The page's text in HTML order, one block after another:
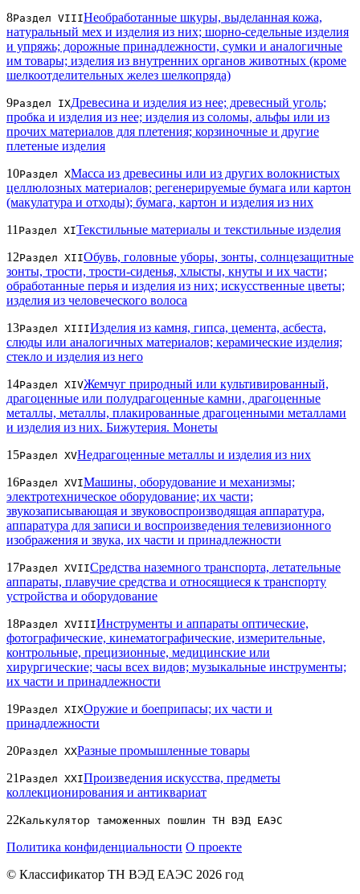
8Раздел VIIIНеобработанные шкуры, выделанная кожа,
натуральный мех и изделия из них; шорно-седельные изделия
и упряжь; дорожные принадлежности, сумки и аналогичные
им товары; изделия из внутренних органов животных (кроме
шелкоотделительных желез шелкопряда)
9Раздел IXДревесина и изделия из нее; древесный уголь;
пробка и изделия из нее; изделия из соломы, альфы или из
прочих материалов для плетения; корзиночные и другие
плетеные изделия
10Раздел XМасса из древесины или из других волокнистых
целлюлозных материалов; регенерируемые бумага или картон
(макулатура и отходы); бумага, картон и изделия из них
11 Раздел XIТекстильные материалы и текстильные изделия
12Раздел XIIОбувь, головные уборы, зонты, солнцезащитные
зонты, трости, трости-сиденья, хлысты, кнуты и их части;
обработанные перья и изделия из них; искусственные цветы;
изделия из человеческого волоса
13Раздел XIIIИзделия из камня, гипса, цемента, асбеста,
слюды или аналогичных материалов; керамические изделия;
стекло и изделия из него
14Раздел XIVЖемчуг природный или культивированный,
драгоценные или полудрагоценные камни, драгоценные
металлы, металлы, плакированные драгоценными металлами
и изделия из них. Бижутерия. Монеты
15Раздел XVНедрагоценные металлы и изделия из них
16Раздел XVIМашины, оборудование и механизмы;
электротехническое оборудование; их части;
звукозаписывающая и звуковоспроизводящая аппаратура,
аппаратура для записи и воспроизведения телевизионного
изображения и звука, их части и принадлежности
17Раздел XVIIСредства наземного транспорта, летательные
аппараты, плавучие средства и относящиеся к транспорту
устройства и оборудование
18Раздел XVIIIИнструменты и аппараты оптические,
фотографические, кинематографические, измерительные,
контрольные, прецизионные, медицинские или
хирургические; часы всех видов; музыкальные инструменты;
их части и принадлежности
19Раздел XIXОружие и боеприпасы; их части и
принадлежности
20Раздел XXРазные промышленные товары
21 Раздел XXIПроизведения искусства, предметы
коллекционирования и антиквариат
22Калькулятор таможенных пошлин ТН ВЭД ЕАЭС
Политика конфиденциальности О проекте
© Классификатор ТН ВЭД ЕАЭС 2026 год